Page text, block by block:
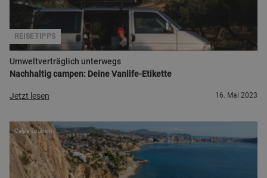
Umweltverträglich unterwegs
Nachhaltig campen: Deine Vanlife-Etikette
REISETIPPS
Jetzt lesen 16. Mai 2023
Calpe Tourism